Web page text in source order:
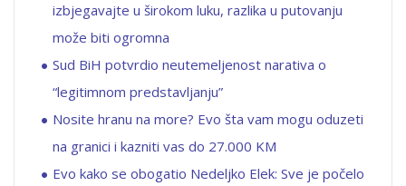
izbjegavajte u širokom luku, razlika u putovanju
može biti ogromna
Sud BiH potvrdio neutemeljenost narativa o
“legitimnom predstavljanju”
Nosite hranu na more? Evo šta vam mogu oduzeti
na granici i kazniti vas do 27.000 KM
Evo kako se obogatio Nedeljko Elek: Sve je počelo